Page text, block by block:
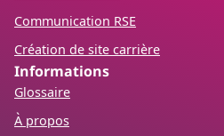
Communication RSE
Création de site carrière
Informations
Glossaire
À propos